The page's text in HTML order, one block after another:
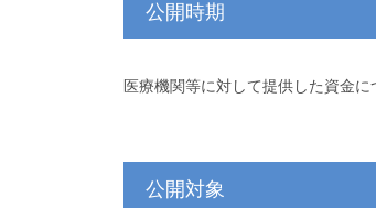
公開時期
医療機関等に対して提供した資金に
公開対象